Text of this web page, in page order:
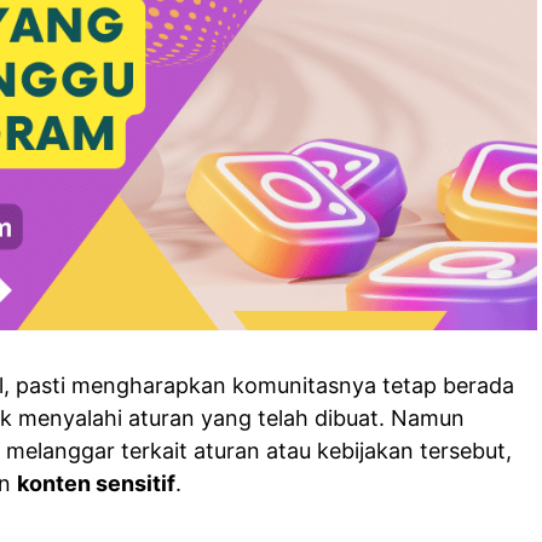
pasti mengharapkan komunitasnya tetap berada
menyalahi aturan yang telah dibuat. Namun
terkait aturan atau kebijakan tersebut,
konten sensitif.